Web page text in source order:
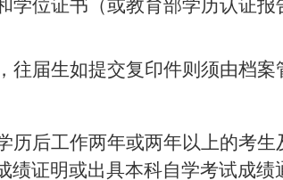
位证书（或教育部学历认证
届生如提交复印件则须由档案
后工作两年或两年以上的考生
明或出具本科自学考试成绩